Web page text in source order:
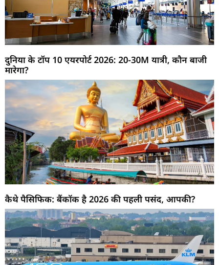
दुनिया के टॉप 10 एयरपोर्ट 2026: 20-30M यात्री, कौन बाजी
मारेगा?
कैथे पैसिफिक: बैंकॉक है 2026 की पहली पसंद, आपकी?